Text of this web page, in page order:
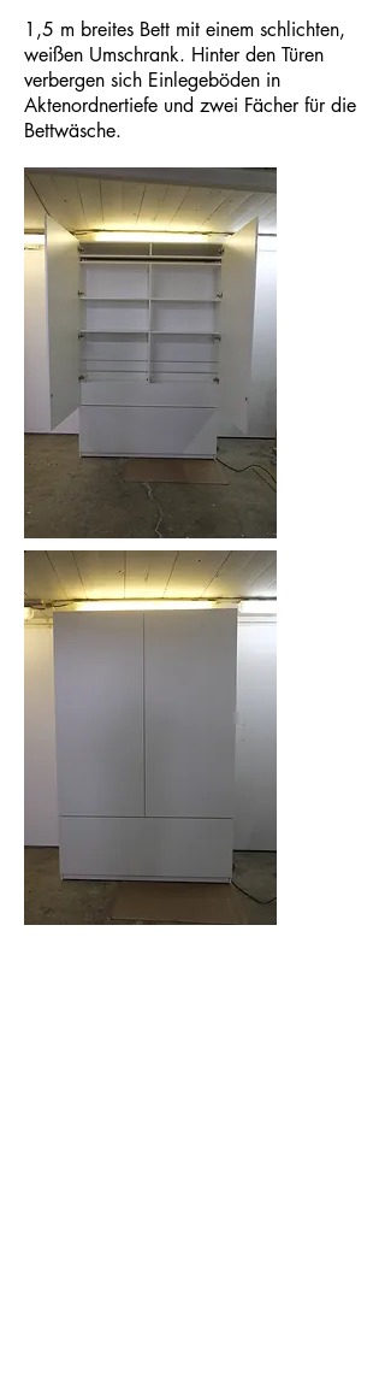
1,5 m breites Bett mit einem schlichten,
weißen Umschrank. Hinter den Türen
verbergen sich Einlegeböden in
Aktenordnertiefe und zwei Fächer für die
Bettwäsche.